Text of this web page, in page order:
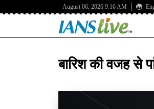
August 06, 2026 9:16 AM
बारिश की वजह से